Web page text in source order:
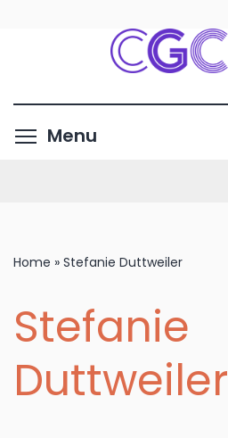
main
contentMenu
Home » Stefanie Duttweiler
Stefanie
Duttweiler